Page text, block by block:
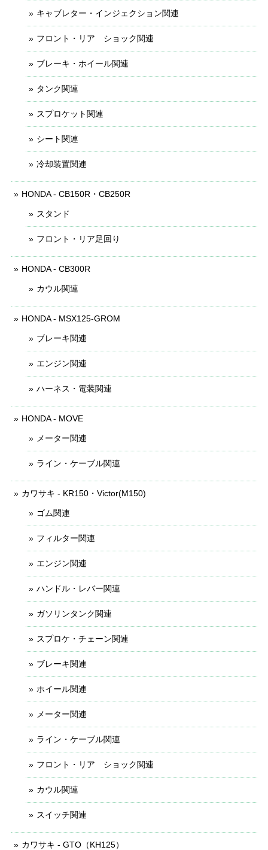
キャブレター・インジェクション関連
フロント・リア ショック関連
ブレーキ・ホイール関連
タンク関連
スプロケット関連
シート関連
冷却装置関連
HONDA - CB150R・CB250R
スタンド
フロント・リア足回り
HONDA - CB300R
カウル関連
HONDA - MSX125-GROM
ブレーキ関連
エンジン関連
ハーネス・電装関連
HONDA - MOVE
メーター関連
ライン・ケーブル関連
カワサキ - KR150・Victor(M150)
ゴム関連
フィルター関連
エンジン関連
ハンドル・レバー関連
ガソリンタンク関連
スプロケ・チェーン関連
ブレーキ関連
ホイール関連
メーター関連
ライン・ケーブル関連
フロント・リア ショック関連
カウル関連
スイッチ関連
カワサキ - GTO（KH125）